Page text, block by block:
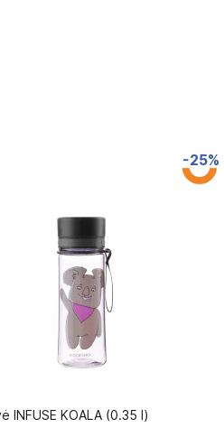
-25%
INFUSE KOALA (0.35 l)